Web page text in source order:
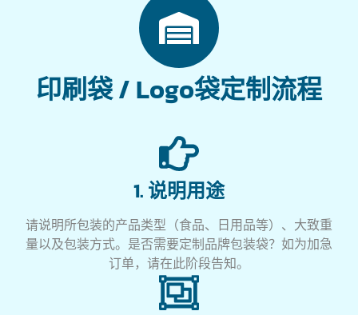
印刷袋 / Logo袋定制流程
1. 说明用途
请说明所包装的产品类型（食品、日用品等）、大致重
量以及包装方式。是否需要定制品牌包装袋？如为加急
订单，请在此阶段告知。